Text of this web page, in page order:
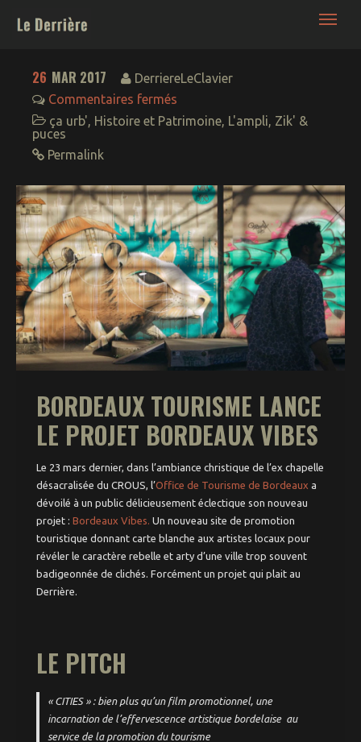
Bars – Boites – Sorties
NightWorks : la ronde
de nuit
Backroom (+18 ans)
Food
Oenotrips
Expos & Performances
Patrimoine
Concerts
Zik’ & puces
Agenda
Actualités
Saint-Michel –
Victoire
Hôtel de Ville –
Gambetta –
Mériadeck
26 MAR 2017
DerriereLeClavier
Commentaires fermés
ça urb', Histoire et Patrimoine, L'ampli, Zik' &
puces
Permalink
BORDEAUX TOURISME LANCE
LE PROJET BORDEAUX VIBES
Le 23 mars dernier, dans l’ambiance christique de l’ex chapelle
désacralisée du CROUS, l’Office de Tourisme de Bordeaux a
dévoilé à un public délicieusement éclectique son nouveau
projet : Bordeaux Vibes. Un nouveau site de promotion
touristique donnant carte blanche aux artistes locaux pour
révéler le caractère rebelle et arty d’une ville trop souvent
badigeonnée de clichés. Forcément un projet qui plait au
Derrière.
LE PITCH
« CITIES » : bien plus qu’un film promotionnel, une
incarnation de l’effervescence artistique bordelaise au
service de la promotion du tourisme